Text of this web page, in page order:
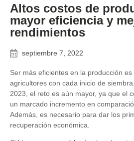
Altos costos de
mayor eficiencia y
rendimientos
septiembre 7, 2022
Ser más eficientes en la producción
agricultores con cada inicio de
2023, el reto es aún mayor, ya que el
un marcado incremento en
Además, es necesario para dar los
recuperación económica.